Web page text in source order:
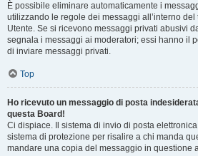
È possibile eliminare automaticamente i
utilizzando le regole dei messaggi all’interno
Utente. Se si ricevono messaggi privati ​​abusivi
segnala i messaggi ai moderatori; essi hanno il
di inviare messaggi privati​​.
Top
Ho ricevuto un messaggio di posta
questa Board!
Ci dispiace. Il sistema di invio di posta
sistema di protezione per risalire a chi manda
mandare una copia del messaggio in questione